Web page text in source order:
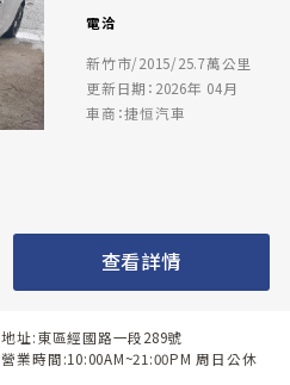
電洽
新竹市/2015/25.7萬公里
更新日期：2026年 04月
車商：捷恒汽車
查看詳情
地址:東區經國路一段289號
營業時間:10:00AM~21:00PM 周日公休